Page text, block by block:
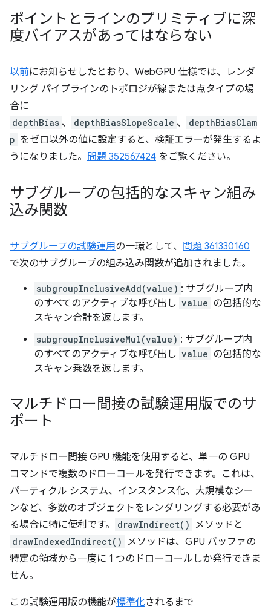
ポイントとラインのプリミティブに深
度バイアスがあってはならない
以前にお知らせしたとおり、WebGPU 仕様では、レンダ
リング パイプラインのトポロジが線または点タイプの場
合に
depthBias 、 depthBiasSlopeScale 、
depthBiasClam
p をゼロ以外の値に設定すると、検証エラーが発生するよ
うになりました。 問題 352567424 をご覧ください。
サブグループの包括的なスキャン組み
込み関数
サブグループの試験運用の一環として、 問題 361330160
で次のサブグループの組み込み関数が追加されました。
subgroupInclusiveAdd(value) : サブグループ内
のすべてのアクティブな呼び出し value の包括的な
スキャン合計を返します。
subgroupInclusiveMul(value) : サブグループ内
のすべてのアクティブな呼び出し value の包括的な
スキャン乗数を返します。
マルチドロー間接の試験運用版でのサ
ポート
マルチドロー間接 GPU 機能を使用すると、単一の GPU
コマンドで複数のドローコールを発行できます。これは、
パーティクル システム、インスタンス化、大規模なシー
ンなど、多数のオブジェクトをレンダリングする必要があ
る場合に特に便利です。
drawIndirect() メソッドと
drawIndexedIndirect()
メソッドは、GPU バッファの
特定の領域から一度に 1 つのドローコールしか発行できま
せん。
この試験運用版の機能が標準化されるまで